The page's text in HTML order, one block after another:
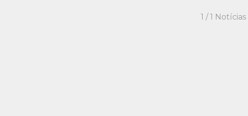
1 / 1 Notícias